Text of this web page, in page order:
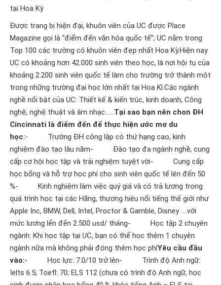
tại Hoa Kỳ
Được trang bị hiện đại, khuôn viên của UC được Place
Magazine gọi là “điểm đến văn hóa quốc tế”; UC nằm trong
Top 100 các trường có khuôn viên đẹp nhất Hoa Kỳ.Hiện nay
UC có khoảng hơn 42.000 sinh viên theo học, là nơi hội tụ của
khoảng 2.200 sinh viên quốc tế làm cho trường trở thành một
trong những trường đại học lớn nhất tại Hoa Kì.Các ngành
nghề nổi bật của UC: Thiết kế & kiến trúc, kinh doanh, Công
nghệ, nghệ thuật và âm nhạc…… Tại sao bạn nên chon ĐH
Cincinnati là điểm đến để thực hiện ước mơ du
học:- Trường ĐH công lập có thứ hạng cao, kinh
nghiệm đào tạo lâu năm- Đào tạo đa ngành nghề, cung
cấp cơ hội học tập và trải nghiệm tuyệt vời- Cung cấp
học bổng và hỗ trợ học phí cho sinh viên quốc tế lên đến 50
%- Kinh nghiệm làm việc quý giá và có trả lương trong
quá trình học tại các Hãng, thương hiêu nổi tiếng thế giới như
Apple Inc, BMW, Dell, Intel, Proctor & Gamble, Disney ….với
mức lương lến đến 2.500 usd/ tháng- Học tập 2 chuyên
ngành: Khi học tập tại UC, bạn có thể học thêm 1 chuyên
ngành nữa mà không phải đóng thêm học phíYêu cầu đầu
vào:- Học lực: 7.0/10 trở lên- Trình độ Anh ngữ:
Ielts 6.5; Toefl: 70; ELS 112 (chưa có trình độ Anh ngữ, học